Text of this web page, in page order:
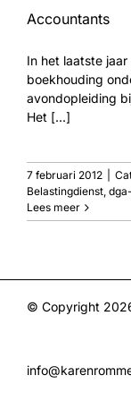
Accountants
In het laatste
boekhouding
avondopleiding
Het [...]
7 februari 2012
Belastingdienst,
Lees meer
© Copyright